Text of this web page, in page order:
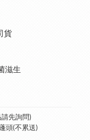
貨
滋生
先詢問)
頭(不累送)